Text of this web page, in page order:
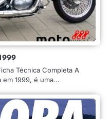
Técnica Completa A
em 1999, é uma…